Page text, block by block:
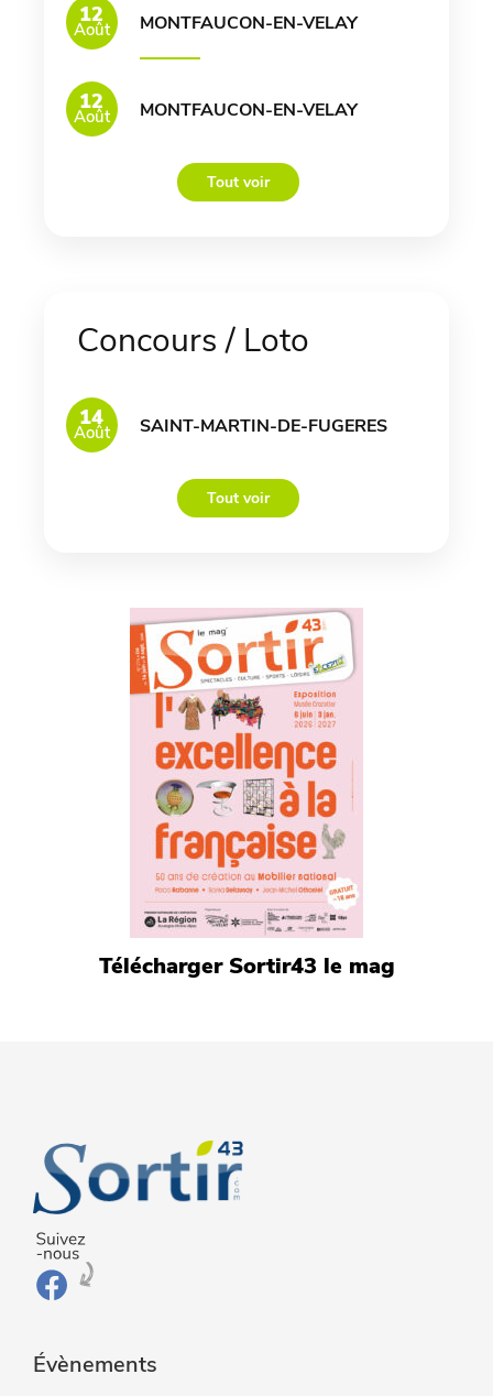
12
Août MONTFAUCON-EN-VELAY
12
Août MONTFAUCON-EN-VELAY
Tout voir
Concours / Loto
14
Août SAINT-MARTIN-DE-FUGERES
Tout voir
Télécharger Sortir43 le mag
Évènements